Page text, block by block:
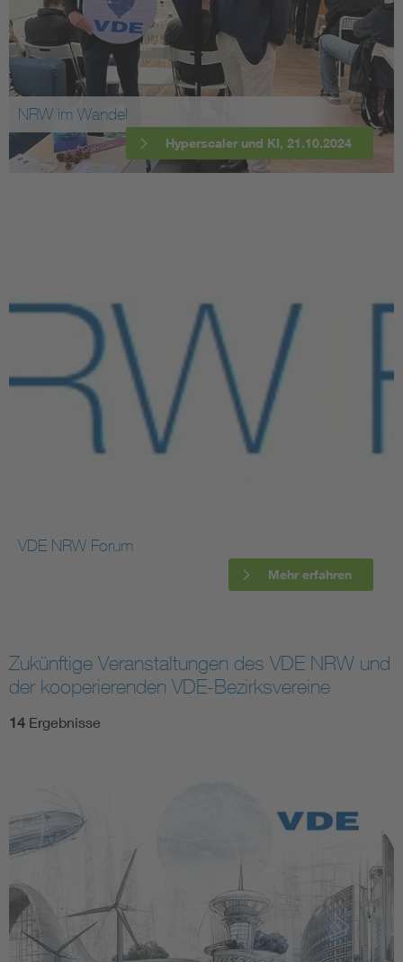
NRW im Wandel
Hyperscaler und KI, 21.10.2024
VDE NRW Forum
Mehr erfahren
Zukünftige Veranstaltungen des VDE NRW und
der kooperierenden VDE-Bezirksvereine
14 Ergebnisse